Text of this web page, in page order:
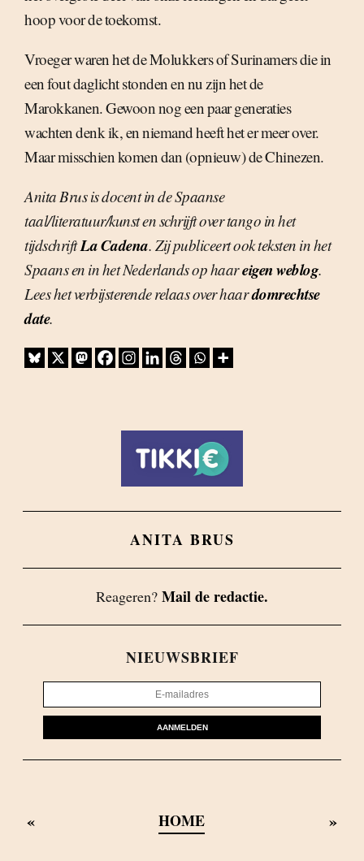
hoop voor de toekomst.
Vroeger waren het de Molukkers of Surinamers die in
een fout daglicht stonden en nu zijn het de
Marokkanen. Gewoon nog een paar generaties
wachten denk ik, en niemand heeft het er meer over.
Maar misschien komen dan (opnieuw) de Chinezen.
Anita Brus is docent in de Spaanse
taal/literatuur/kunst en schrijft over tango in het
tijdschriftLa Cadena. Zij publiceert ook teksten in het
Spaans en in het Nederlands op haareigen weblog.
Lees het verbijsterende relaas over haardomrechtse
date.
ANITA BRUS
Reageren? Mail de redactie.
NIEUWSBRIEF
AANMELDEN
« HOME »